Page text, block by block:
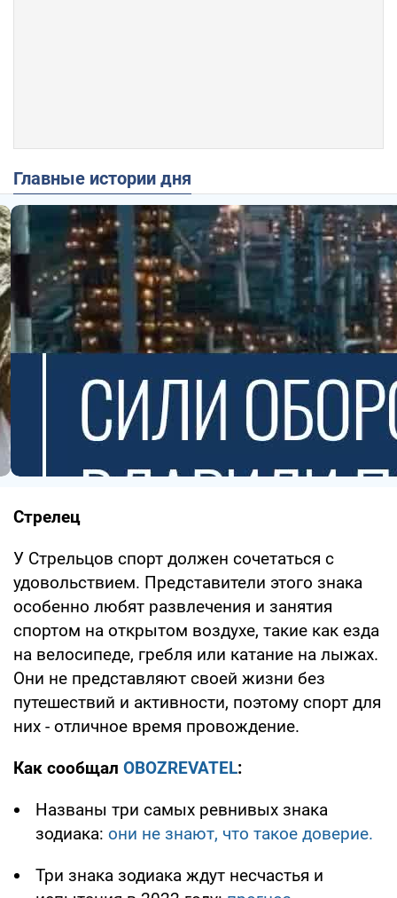
Главные истории дня
Стрелец
У Стрельцов спорт должен сочетаться с
удовольствием. Представители этого знака
особенно любят развлечения и занятия
спортом на открытом воздухе, такие как езда
на велосипеде, гребля или катание на лыжах.
Они не представляют своей жизни без
путешествий и активности, поэтому спорт для
них - отличное время провождение.
Как сообщал OBOZREVATEL:
Названы три самых ревнивых знака
зодиака: они не знают, что такое доверие.
Три знака зодиака ждут несчастья и